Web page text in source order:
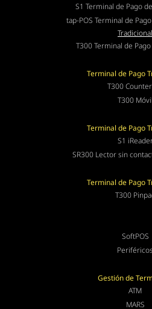
S1 Terminal de Pago
tap-POS Terminal de
Tradicional
T300 Terminal de
Terminal de Pago
T300
T300 Móvil
Terminal de Pago
S1
SR300 Lector sin
Terminal de Pago
T300
SoftPOS
Periféricos
Gestión de
ATM
MARS